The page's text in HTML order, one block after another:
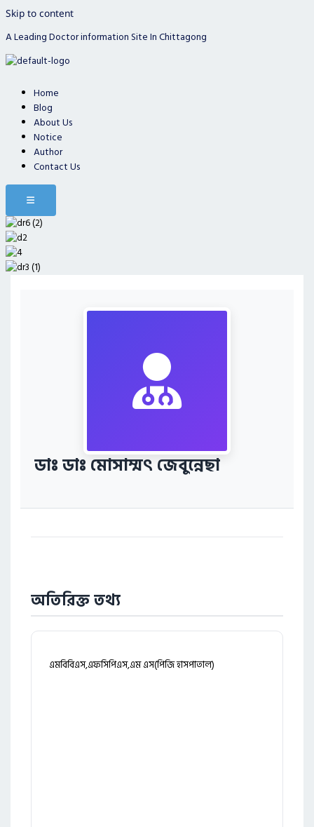
Skip to content
A Leading Doctor information Site In Chittagong
Home
Blog
About Us
Notice
Author
Contact Us
Hamburger Toggle Menu
ডাঃ ডাঃ মোসাম্মৎ জেবুন্নেছা
অতিরিক্ত তথ্য
এমবিবিএস,এফসিপিএস,এম এস(পিজি হাসপাতাল)